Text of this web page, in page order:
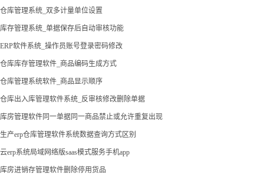
仓库管理系统_双多计量单位设置
库存管理系统_单据保存后自动审核功能
ERP软件系统_操作员账号登录密码修改
仓库库存管理软件_商品编码生成方式
仓库管理系统软件_商品显示顺序
仓库出入库管理软件系统_反审核修改删除单据
库房管理软件同一单据同一商品禁止或允许重复出现
生产erp仓库管理软件系统数据查询方式区别
云erp系统局域网络版saas模式服务手机app
库房进销存管理软件删除停用货品